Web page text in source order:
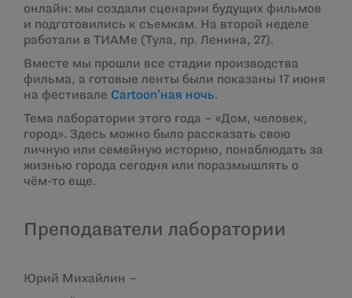
онлайн: мы создали сценарии будущих фильмов
и подготовились к съемкам. На второй неделе
работали в ТИАМе (Тула, пр. Ленина, 27).
Вместе мы прошли все стадии производства
фильма, а готовые ленты были показаны 17 июня
на фестивале Cartoon’ная ночь.
Тема лаборатории этого года – «Дом, человек,
город». Здесь можно было рассказать свою
личную или семейную историю, понаблюдать за
жизнью города сегодня или поразмышлять о
чём-то еще.
Преподаватели лаборатории
Юрий Михайлин –